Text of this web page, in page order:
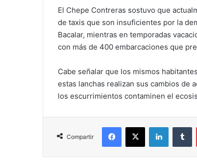
El Chepe Contreras sostuvo que
de taxis que son insuficientes por la
Bacalar, mientras en temporadas
con más de 400 embarcaciones que
Cabe señalar que los mismos
estas lanchas realizan sus cambios de
los escurrimientos contaminen el
Compartir
Facebook
X LinkedIn